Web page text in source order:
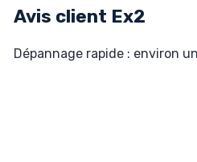
Avis client Ex2
Dépannage rapide : environ